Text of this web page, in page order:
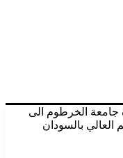
جامعة الخرطوم الى
العالي بالسودان